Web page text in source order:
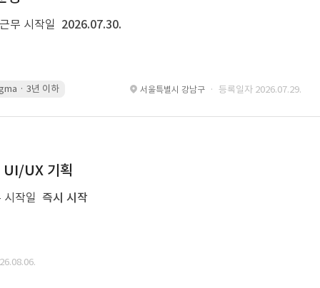
근무 시작일 2026.07.30.
· 3년 이하 PowerPoint · 5년 이하 Excel · 5년 이하
서울특별시 강남구 · 등록일자 2026.07.29.
UX 기획
시작일 즉시 시작